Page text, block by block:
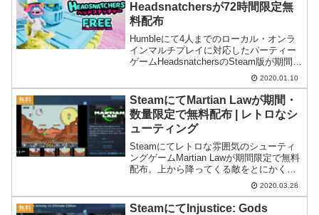
Headsnatchersが72時間限定無
料配布
Humbleにて4人までのローカル・オンラ
インマルチプレイに対応したパーティー
ゲームHeadsnatchersのSteam版が期間限
定で無料配布中。受け取り方を紹介して
みます。※シングルプレイもあります。
2020.01.10
無料
SteamにてMartian Lawが期間・
数量限定で無料配布 | レトロなシ
ューティング
Steamにてレトロな雰囲気のシューティ
ングゲームMartian Lawが期間限定で無料
配布。上から降ってくる敵をとにかく撃
ち落としていくゲームのようです。2020.03.28
無料
SteamにてInjustice: Gods